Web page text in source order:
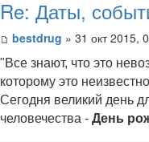
Re: Даты,
bestdrug » 31 окт 2015,
"Все знают, что это
которому это
Сегодня великий день
человечества - День